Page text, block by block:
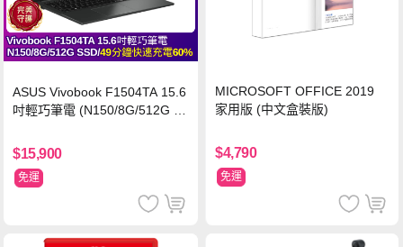
ASUS Vivobook F1504TA 15.6
吋輕巧筆電 (N150/8G/512G S
$15,900
免運
MICROSOFT OFFICE 2019
家用版 (中文盒裝版)
$4,790
免運